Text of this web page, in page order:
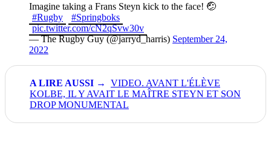
Imagine taking a Frans Steyn kick to the face! 🤕
#Rugby
#Springboks
pic.twitter.com/cN2qSvw30v
— The Rugby Guy (@jarryd_harris) September 24,
2022
VIDEO. AVANT L'ÉLÈVE
KOLBE, IL Y AVAIT LE MAÎTRE STEYN ET SON
DROP MONUMENTAL